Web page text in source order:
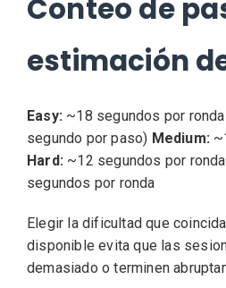
Conteo de
estimación
Easy: ~18 segundos por
segundo por paso) Medium:
Hard: ~12 segundos por ronda
segundos por ronda
Elegir la dificultad que
disponible evita que las
demasiado o terminen